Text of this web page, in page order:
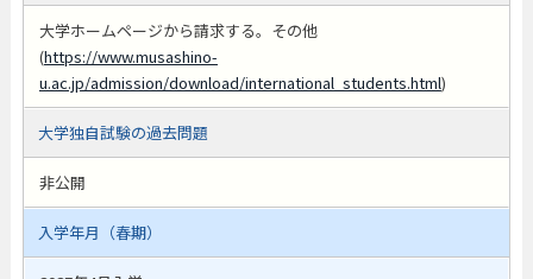
大学ホームページから請求する。その他
(https://www.musashino-
u.ac.jp/admission/download/international_students.html)
大学独自試験の過去問題
非公開
入学年月（春期）